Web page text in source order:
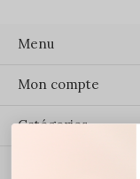
Menu
Mon compte
Catégories